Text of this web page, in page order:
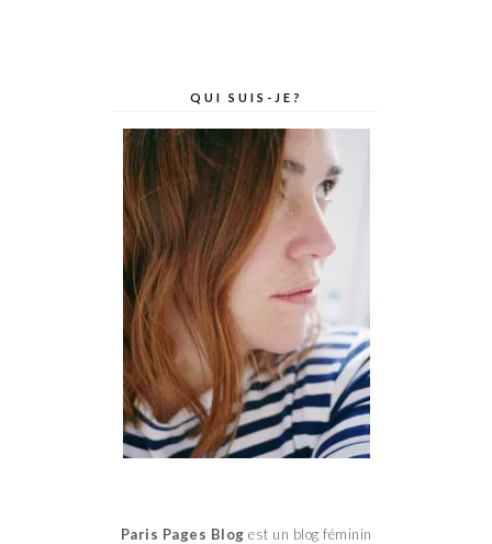
QUI SUIS-JE?
Paris Pages Blog est un blog féminin